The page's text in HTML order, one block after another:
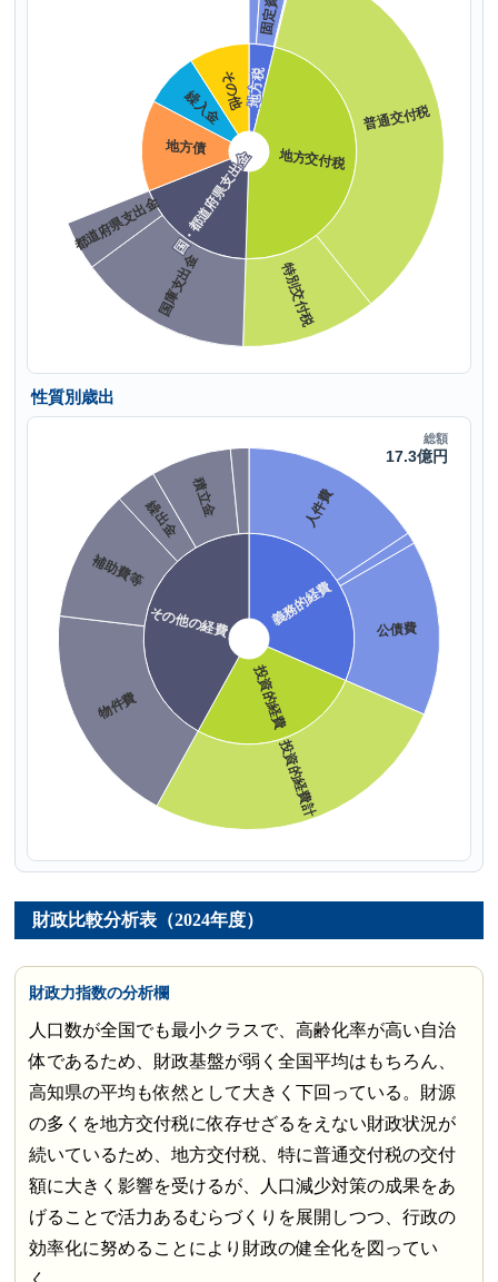
性質別歳出
財政比較分析表（2024年度）
財政力指数の分析欄
人口数が全国でも最小クラスで、高齢化率が高い自治
体であるため、財政基盤が弱く全国平均はもちろん、
高知県の平均も依然として大きく下回っている。財源
の多くを地方交付税に依存せざるをえない財政状況が
続いているため、地方交付税、特に普通交付税の交付
額に大きく影響を受けるが、人口減少対策の成果をあ
げることで活力あるむらづくりを展開しつつ、行政の
効率化に努めることにより財政の健全化を図ってい